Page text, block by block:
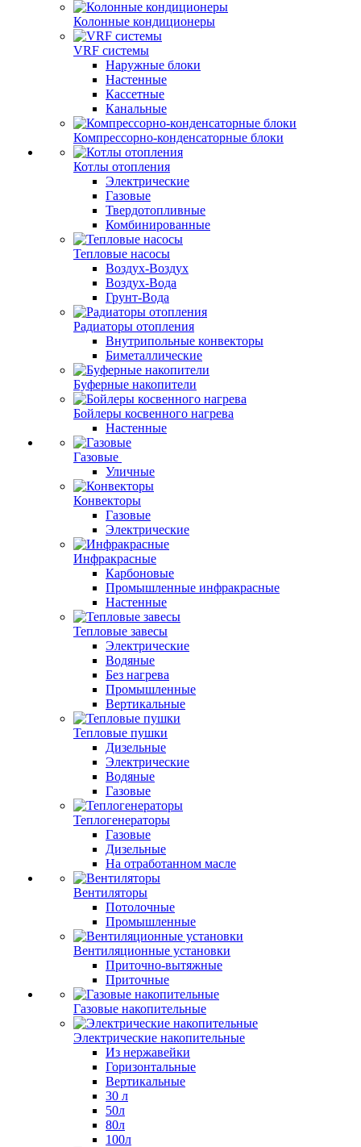
Колонные кондиционеры
VRF системы
Наружные блоки
Настенные
Кассетные
Канальные
Компрессорно-конденсаторные блоки
Котлы отопления
Электрические
Газовые
Твердотопливные
Комбинированные
Тепловые насосы
Воздух-Воздух
Воздух-Вода
Грунт-Вода
Радиаторы отопления
Внутрипольные конвекторы
Биметаллические
Буферные накопители
Бойлеры косвенного нагрева
Настенные
Газовые
Уличные
Конвекторы
Газовые
Электрические
Инфракрасные
Карбоновые
Промышленные инфракрасные
Настенные
Тепловые завесы
Электрические
Водяные
Без нагрева
Промышленные
Вертикальные
Тепловые пушки
Дизельные
Электрические
Водяные
Газовые
Теплогенераторы
Газовые
Дизельные
На отработанном масле
Вентиляторы
Потолочные
Промышленные
Вентиляционные установки
Приточно-вытяжные
Приточные
Газовые накопительные
Электрические накопительные
Из нержавейки
Горизонтальные
Вертикальные
30 л
50л
80л
100л